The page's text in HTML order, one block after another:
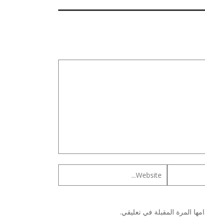
المرة المقبلة في تعليقي.